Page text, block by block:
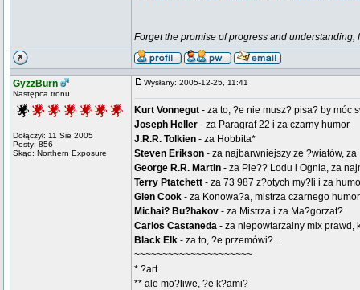
Forget the promise of progress and
GyzzBurn
Następca tronu
Dołączył: 11 Sie 2005
Posty: 856
Skąd: Northern Exposure
Wysłany: 2005-12-25, 11:41
Kurt Vonnegut - za to, ?e nie musz? pisa? by móc
Joseph Heller - za Paragraf 22 i za czarny humor
J.R.R. Tolkien - za Hobbita*
Steven Erikson - za najbarwniejszy ze ?wiatów,
George R.R. Martin - za Pie?? Lodu i Ognia, za
Terry Ptatchett - za 73 987 z?otych my?li i za
Glen Cook - za Konowa?a, mistrza czarnego
Michai? Bu?hakov - za Mistrza i za Ma?gorzat?
Carlos Castaneda - za niepowtarzalny mix prawd,
Black Elk - za to, ?e przemówi?...
~~~~~~~~~~~~~~~~~~~~~
* ?art
** ale mo?liwe, ?e k?ami?